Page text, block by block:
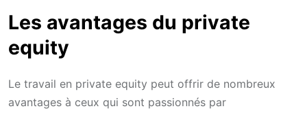
Les avantages du private
equity
Le travail en private equity peut offrir de nombreux
avantages à ceux qui sont passionnés par